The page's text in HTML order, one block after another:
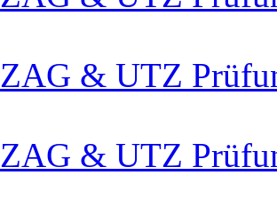
ZAG & UTZ
ZAG & UTZ